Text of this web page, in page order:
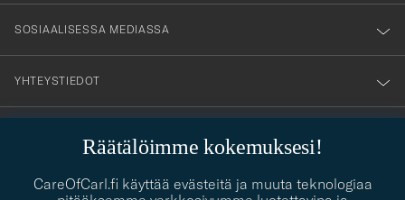
Räätälöimme kokemuksesi!
CareOfCarl.fi käyttää evästeitä ja muuta teknologiaa
SOSIAALISESSA MEDIASSA
YHTEYSTIEDOT
PUKEUTUMISNEUVONTA
Kaipaatko apua oman tyylisi löytämiseen? Me autamme sinua